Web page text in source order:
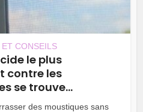
CONSEILS
le plus
contre les
se trouve...
des moustiques sans